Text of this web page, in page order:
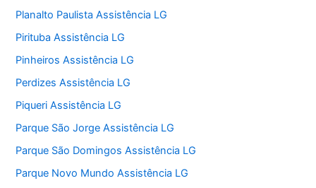
Planalto Paulista Assistência LG
Pirituba Assistência LG
Pinheiros Assistência LG
Perdizes Assistência LG
Piqueri Assistência LG
Parque São Jorge Assistência LG
Parque São Domingos Assistência LG
Parque Novo Mundo Assistência LG